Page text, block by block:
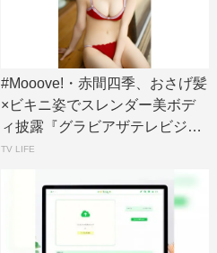
#Mooove!・赤間四季、おさげ髪
×ビキニ姿でスレンダー美ボデ
ィ披露『グラビアザテレビジョ
ン』アザ...
TV LIFE